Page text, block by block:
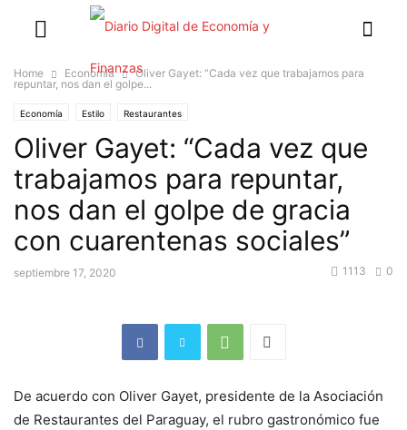
Home Economía
Oliver Gayet: “Cada vez que trabajamos para
repuntar, nos dan el golpe...
Economía Estilo Restaurantes
Oliver Gayet: “Cada vez que
trabajamos para repuntar,
nos dan el golpe de gracia
con cuarentenas sociales”
septiembre 17, 2020 0
1113
De acuerdo con Oliver Gayet, presidente de la Asociación
de Restaurantes del Paraguay, el rubro gastronómico fue